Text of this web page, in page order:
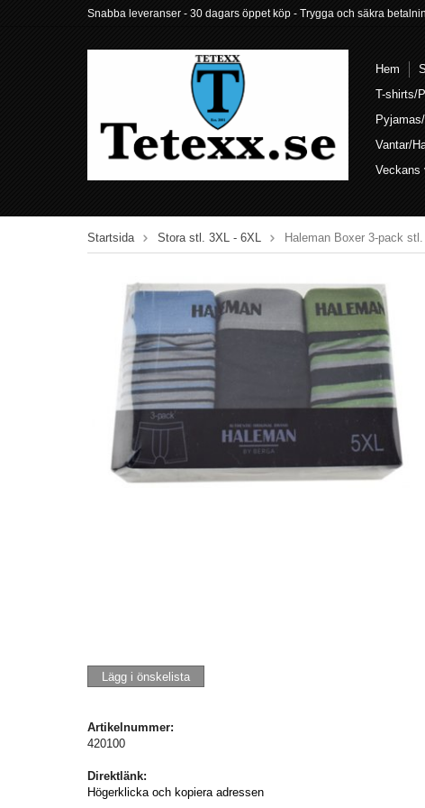
Snabba leveranser - 30 dagars öppet köp - Trygga och säkra
Hem
T-shirts/
Vantar/
Veckans
Startsida Stora stl. 3XL - 6XL Haleman Boxer 3-pack stl.
Lägg i önskelista
Artikelnummer:
420100
Direktlänk:
Högerklicka och kopiera adressen